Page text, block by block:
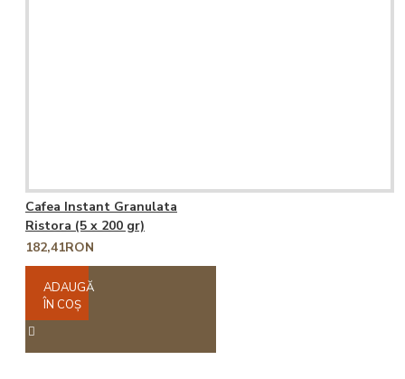
Cafea Instant Granulata
Ristora (5 x 200 gr)
182,41RON
ADAUGĂ
ÎN COŞ